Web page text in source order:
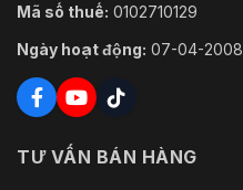
Mã số thuế: 0102710129
Ngày hoạt động: 07-04-2008
TƯ VẤN BÁN HÀNG